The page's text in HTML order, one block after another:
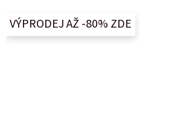
VÝPRODEJ AŽ -80% ZDE